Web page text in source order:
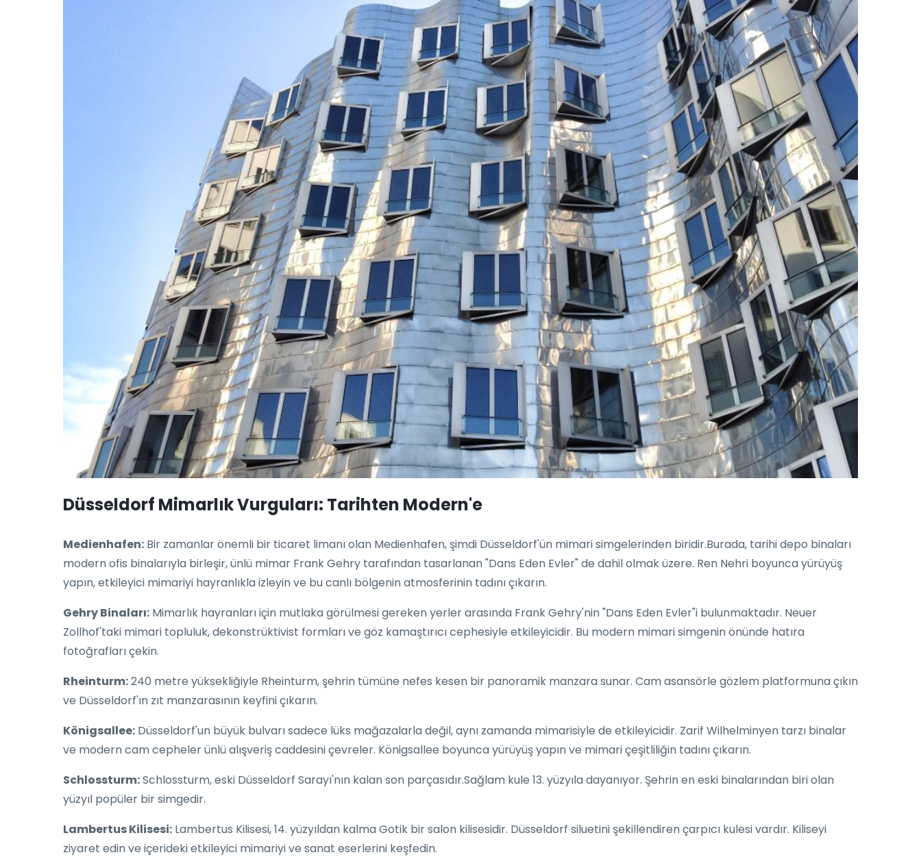
Düsseldorf Mimarlık Vurguları: Tarihten Modern'e
Medienhafen: Bir zamanlar önemli bir ticaret limanı olan Medienhafen, şimdi Düsseldorf'ün mimari simgelerinden biridir.Burada, tarihi depo binaları
modern ofis binalarıyla birleşir, ünlü mimar Frank Gehry tarafından tasarlanan "Dans Eden Evler" de dahil olmak üzere. Ren Nehri boyunca yürüyüş
yapın, etkileyici mimariyi hayranlıkla izleyin ve bu canlı bölgenin atmosferinin tadını çıkarın.
Gehry Binaları: Mimarlık hayranları için mutlaka görülmesi gereken yerler arasında Frank Gehry'nin "Dans Eden Evler"i bulunmaktadır. Neuer
Zollhof'taki mimari topluluk, dekonstrüktivist formları ve göz kamaştırıcı cephesiyle etkileyicidir. Bu modern mimari simgenin önünde hatıra
fotoğrafları çekin.
Rheinturm:240 metre yüksekliğiyle Rheinturm, şehrin tümüne nefes kesen bir panoramik manzara sunar. Cam asansörle gözlem platformuna çıkın
ve Düsseldorf'ın zıt manzarasının keyfini çıkarın.
Königsallee: Düsseldorf'un büyük bulvarı sadece lüks mağazalarla değil, aynı zamanda mimarisiyle de etkileyicidir. Zarif Wilhelminyen tarzı binalar
ve modern cam cepheler ünlü alışveriş caddesini çevreler. Königsallee boyunca yürüyüş yapın ve mimari çeşitliliğin tadını çıkarın.
Schlossturm:Schlossturm, eski Düsseldorf Sarayı'nın kalan son parçasıdır.Sağlam kule 13. yüzyıla dayanıyor. Şehrin en eski binalarından biri olan
yüzyıl popüler bir simgedir.
Lambertus Kilisesi: Lambertus Kilisesi, 14. yüzyıldan kalma Gotik bir salon kilisesidir. Düsseldorf siluetini şekillendiren çarpıcı kulesi vardır. Kiliseyi
ziyaret edin ve içerideki etkileyici mimariyi ve sanat eserlerini keşfedin.